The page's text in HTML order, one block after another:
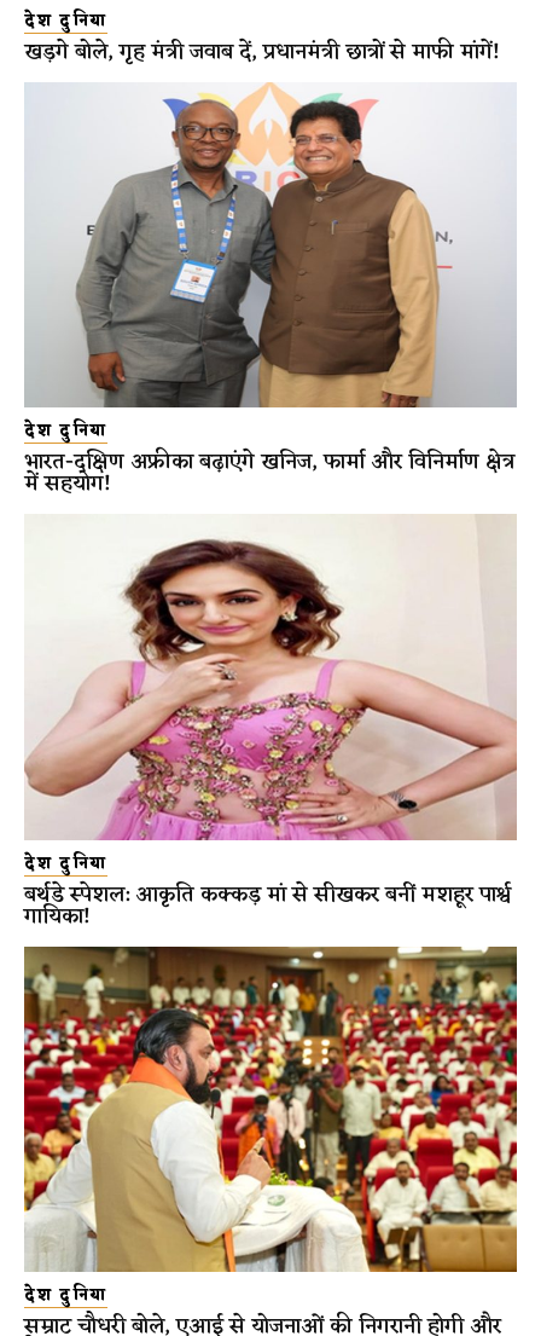
देश दुनिया
खड़गे बोले, गृह मंत्री जवाब दें, प्रधानमंत्री छात्रों से माफी मांगें!
देश दुनिया
भारत-दक्षिण अफ्रीका बढ़ाएंगे खनिज, फार्मा और विनिर्माण क्षेत्र
में सहयोग!
देश दुनिया
बर्थडे स्पेशल: आकृति कक्कड़ मां से सीखकर बनीं मशहूर पार्श्व
गायिका!
देश दुनिया
सम्राट चौधरी बोले, एआई से योजनाओं की निगरानी होगी और